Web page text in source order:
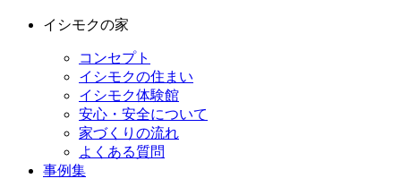
イシモクの家
コンセプト
イシモクの住まい
イシモク体験館
安心・安全について
家づくりの流れ
よくある質問
事例集